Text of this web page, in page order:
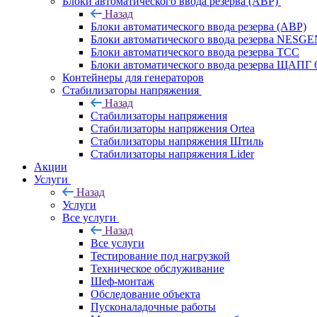
Назад
Блоки автоматического ввода резерва (АВР)
Блоки автоматического ввода резерва
Блоки автоматического ввода резерва ТСС
Блоки автоматического ввода резерва ЩАПГ
Контейнеры для генераторов
Стабилизаторы напряжения
Назад
Стабилизаторы напряжения
Стабилизаторы напряжения Ortea
Стабилизаторы напряжения Штиль
Стабилизаторы напряжения Lider
Акции
Услуги
Назад
Услуги
Все услуги
Назад
Все услуги
Тестирование под нагрузкой
Техническое обслуживание
Шеф-монтаж
Обследование объекта
Пусконаладочные работы